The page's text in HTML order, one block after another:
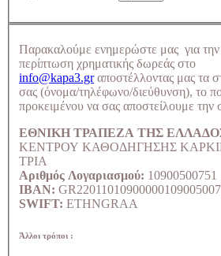
Παρακαλούμε ενημερώστε μας για
περίπτωση χρηματικής δωρεάς στο
info@kapa3.grαποστέλλοντας μας τα
σας (όνομα/τηλέφωνο/διεύθυνση), το
προκειμένου να σας αποστείλουμε την
ΕΘΝΙΚΗ ΤΡΑΠΕΖΑ ΤΗΣ
ΚΕΝΤΡΟΥ ΚΑΘΟΔΗΓΗΣΗΣ
ΤΡΙΑ
Αριθμός Λογαριασμού: 10900500751
IBAN:
SWIFT: ETHNGRAA
Άλλοι τρόποι :